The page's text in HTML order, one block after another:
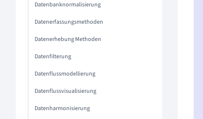
Datenbanknormalisierung
Datenerfassungsmethoden
Datenerhebung Methoden
Datenfilterung
Datenflussmodellierung
Datenflussvisualisierung
Datenharmonisierung